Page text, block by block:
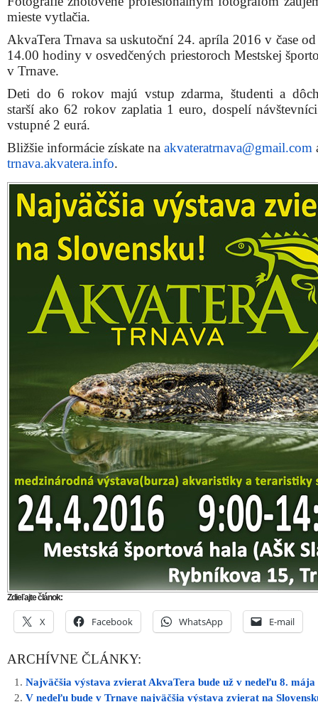
mieste vytlačia.
AkvaTera Trnava sa uskutoční 24. apríla 2016 v čase
14.00 hodiny v osvedčených priestoroch Mestskej
v Trnave.
Deti do 6 rokov majú vstup zdarma, študenti a
starší ako 62 rokov zaplatia 1 euro, dospelí
vstupné 2 eurá.
Bližšie informácie získate na akvateratrnava@gmail.com
trnava.akvatera.info.
Zdieľajte článok:
X Facebook WhatsApp E-mail
ARCHÍVNE ČLÁNKY:
Najväčšia výstava zvierat AkvaTera bude už v nedeľu 8. mája
V nedeľu bude v Trnave najväčšia výstava zvierat na